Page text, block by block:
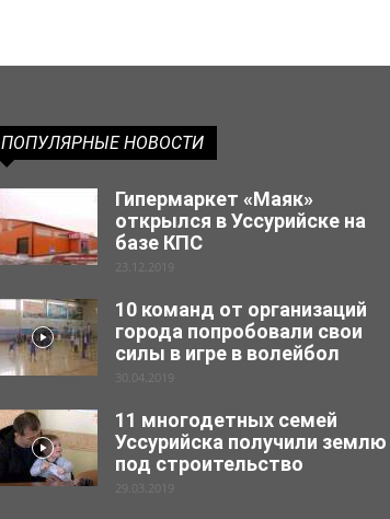
ПОПУЛЯРНЫЕ НОВОСТИ
Гипермаркет «Маяк»
открылся в Уссурийске на
базе КПС
23.12.2019
10 команд от организаций
города попробовали свои
силы в игре в волейбол
30.04.2019
11 многодетных семей
Уссурийска получили землю
под строительство
29.03.2019